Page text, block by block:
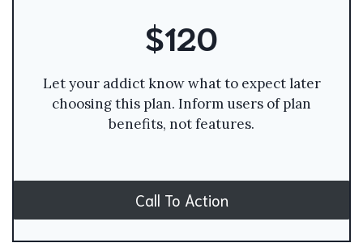
$120
Let your addict know what to expect later
choosing this plan. Inform users of plan
benefits, not features.
Call To Action